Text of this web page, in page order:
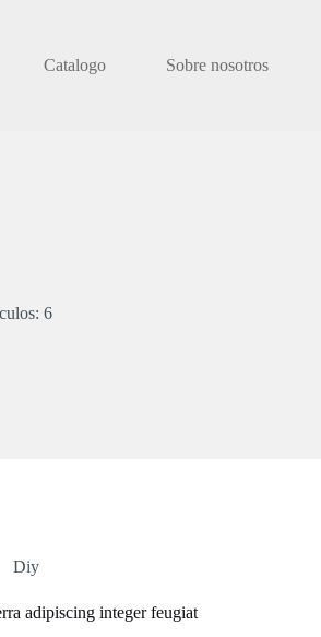
Catalogo Sobre nosotros
6
Diy
adipiscing integer feugiat